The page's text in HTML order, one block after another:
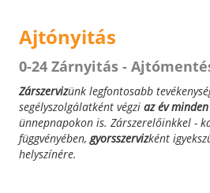
Ajtónyitás
0-24 Zárnyitás -
Zárszervizünk legfontosabb
segélyszolgálatként végzi az év
ünnepnapokon is. Zárszerelőinkkel -
függvényében,gyorsszervizként
helyszínére.